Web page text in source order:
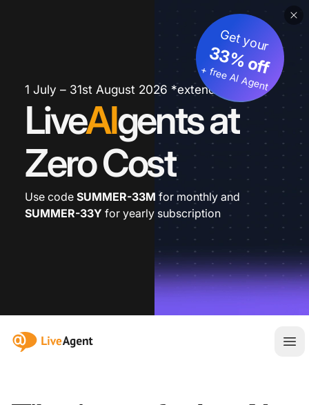
1 July – 31st August 2026 *extended
LiveAIgents at
Zero Cost
Get your
33% off
+ free AI Agent
Use code SUMMER-33M for monthly and
SUMMER-33Y for yearly subscription
:site.title